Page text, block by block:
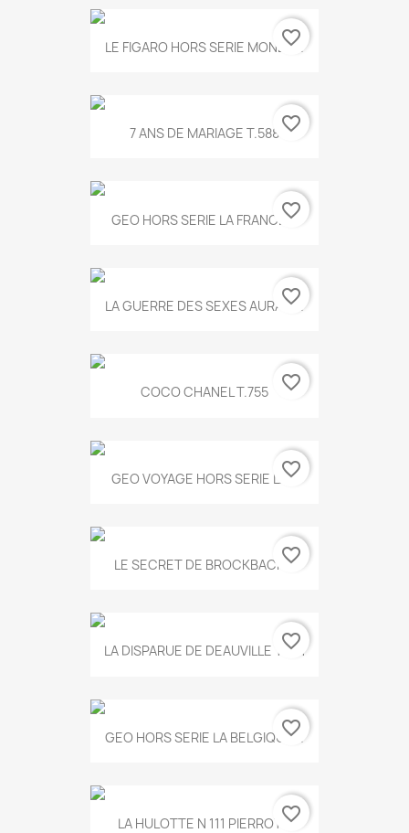
LE FIGARO HORS SERIE MONET...
favorite_border
7 ANS DE MARIAGE T.588 favorite_border
GEO HORS SERIE LA FRANCE...
favorite_border
LA GUERRE DES SEXES AURA T...
favorite_border
COCO CHANEL T.755 favorite_border
GEO VOYAGE HORS SERIE LA...
favorite_border
LE SECRET DE BROCKBACK...
favorite_border
LA DISPARUE DE DEAUVILLE T.551
favorite_border
GEO HORS SERIE LA BELGIQUE...
favorite_border
LA HULOTTE N 111 PIERROT...favorite_border